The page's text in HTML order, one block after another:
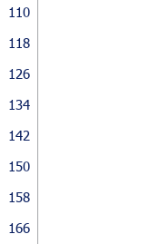
110
118
126
134
142
150
158
166